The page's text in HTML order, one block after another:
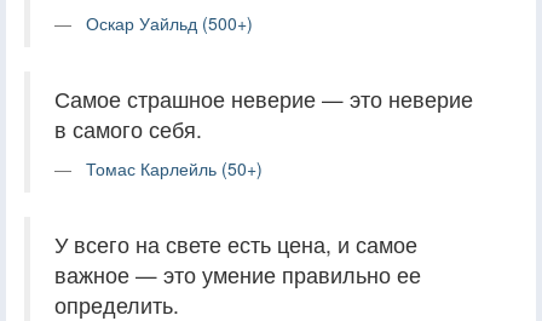
Оскар Уайльд (500+)
Самое страшное неверие — это неверие
в самого себя.
Томас Карлейль (50+)
У всего на свете есть цена, и самое
важное — это умение правильно ее
определить.